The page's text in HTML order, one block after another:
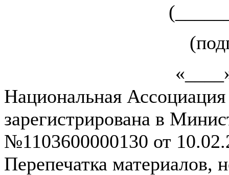
Национальная
зарегистрирована в
№1103600000130 от
Перепечатка материалов,